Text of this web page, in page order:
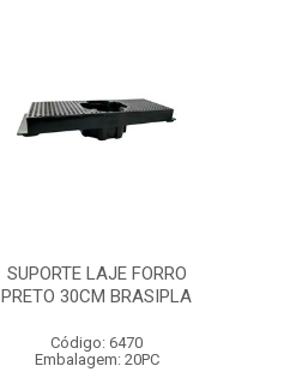
SUPORTE LAJE FORRO
PRETO 30CM BRASIPLA
Código: 6470
Embalagem: 20PC